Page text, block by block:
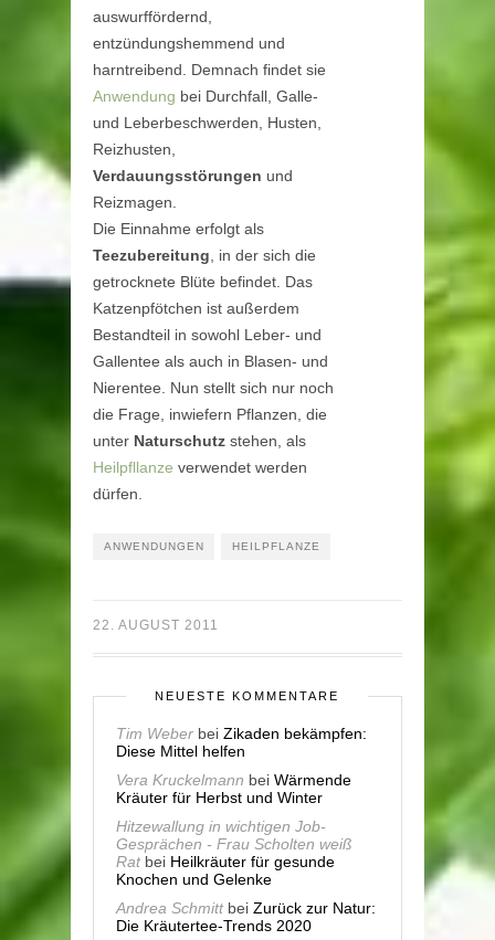
auswurffördernd,
entzündungshemmend und
harntreibend. Demnach findet sie
Anwendung bei Durchfall, Galle-
und Leberbeschwerden, Husten,
Reizhusten,
Verdauungsstörungen und
Reizmagen.
Die Einnahme erfolgt als
Teezubereitung , in der sich die
getrocknete Blüte befindet. Das
Katzenpfötchen ist außerdem
Bestandteil in sowohl Leber- und
Gallentee als auch in Blasen- und
Nierentee. Nun stellt sich nur noch
die Frage, inwiefern Pflanzen, die
unter Naturschutz stehen, als
Heilpfllanze verwendet werden
dürfen.
ANWENDUNGEN HEILPFLANZE
22. AUGUST 2011
NEUESTE KOMMENTARE
Tim Weber bei Zikaden bekämpfen:
Diese Mittel helfen
Vera Kruckelmann bei Wärmende
Kräuter für Herbst und Winter
Hitzewallung in wichtigen Job-
Gesprächen - Frau Scholten weiß
Ratbei Heilkräuter für gesunde
Knochen und Gelenke
Andrea Schmittbei Zurück zur Natur:
Die Kräutertee-Trends 2020